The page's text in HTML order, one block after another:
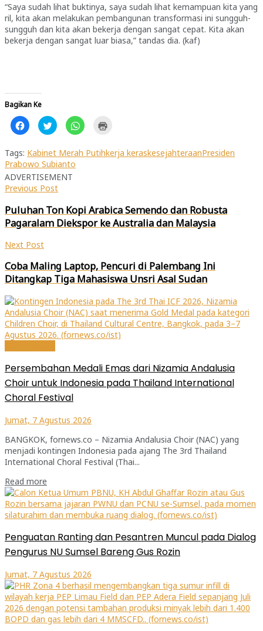
“Saya sudah lihat buktinya, saya sudah lihat kemampuan kita yang
ril, kita akan melakukan pembangunan transformasi ini sungguh-
sungguh dan kita akan bekerja dengan sangat cepat. Kita akan
bekerja dengan sangat luar biasa,” tandas dia. (kaf)
Bagikan Ke
Klik
untuk
membagikan
Facebook(Membuka
di
jendela
yang
baru)
Klik
untuk
berbagi
Twitter(Membuka
di
jendela
yang
baru)
Klik
untuk
WhatsApp(Membuka
di
jendela
yang
Tags: Kabinet Merah Putihkerja keraskesejahteraanPresiden
Prabowo Subianto
ADVERTISEMENT
Previous Post
Puluhan Ton Kopi Arabica Semendo dan Robusta
Pagaralam Diekspor ke Australia dan Malaysia
Next Post
Coba Maling Laptop, Pencuri di Palembang Ini
Ditangkap Tiga Mahasiswa Unsri Asal Sudan
Persembahan Medali Emas dari Nizamia Andalusia
Choir untuk Indonesia pada Thailand International
Choral Festival
Jumat, 7 Agustus 2026
BANGKOK, fornews.co – Nizamia Andalusia Choir (NAC) yang
menjadi kontingen Indonesia pada ajang The 3rd Thailand
International Choral Festival (Thai...
Read more
Penguatan Ranting dan Pesantren Muncul pada Dialog
Pengurus NU Sumsel Bareng Gus Rozin
Jumat, 7 Agustus 2026